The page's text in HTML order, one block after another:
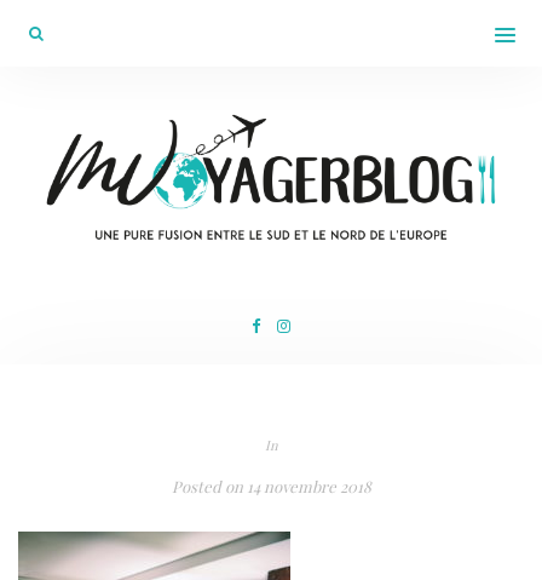
In
Posted on14 novembre 2018